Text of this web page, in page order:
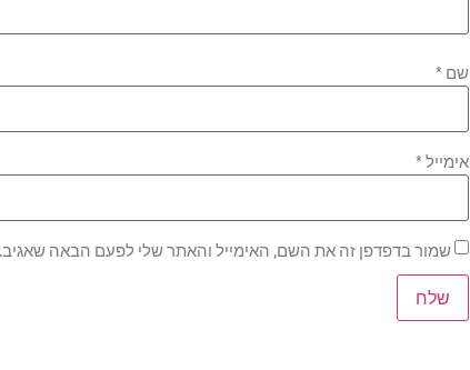
שם *
אימייל *
שמור בדפדפן זה את השם, האימייל והאתר שלי לפעם הבאה שאגיב.